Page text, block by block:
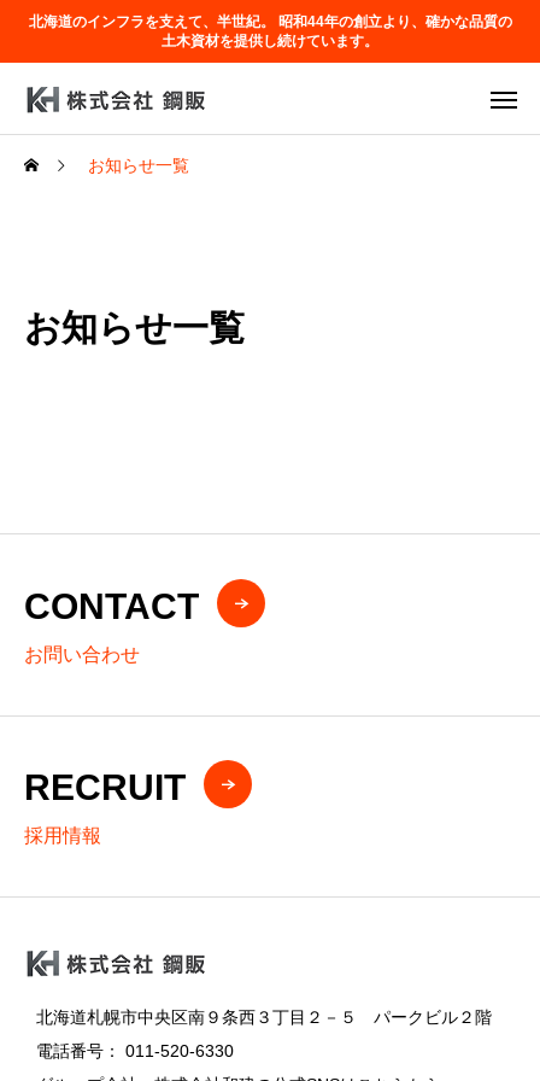
北海道のインフラを支えて、半世紀。 昭和44年の創立より、確かな品質の
土木資材を提供し続けています。
お知らせ一覧
お知らせ一覧
CONTACT
お問い合わせ
RECRUIT
採用情報
北海道札幌市中央区南９条西３丁目２－５ パークビル２階
電話番号： 011-520-6330